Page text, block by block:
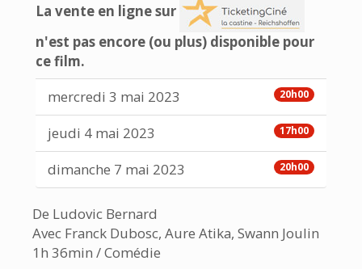
La vente en ligne sur
n'est pas encore (ou plus) disponible pour
ce film.
20h00
mercredi 3 mai 2023
17h00
jeudi 4 mai 2023
20h00
dimanche 7 mai 2023
De Ludovic Bernard
Avec Franck Dubosc, Aure Atika, Swann Joulin
1h 36min / Comédie